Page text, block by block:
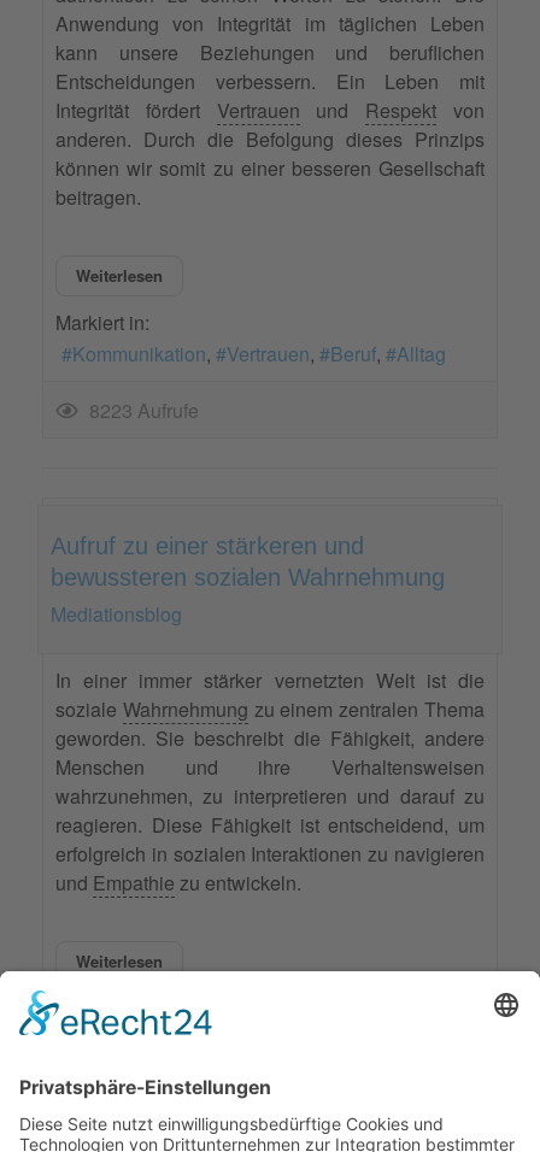
Anwendung von Integrität im täglichen Leben
kann unsere Beziehungen und beruflichen
Entscheidungen verbessern. Ein Leben mit
Integrität fördert Vertrauen und Respekt von
anderen. Durch die Befolgung dieses Prinzips
können wir somit zu einer besseren Gesellschaft
beitragen.
Weiterlesen
Markiert in:
Kommunikation
Vertrauen Beruf Alltag
8223 Aufrufe
Aufruf zu einer stärkeren und
bewussteren sozialen Wahrnehmung
Mediationsblog
In einer immer stärker vernetzten Welt ist die
soziale Wahrnehmung zu einem zentralen Thema
geworden. Sie beschreibt die Fähigkeit, andere
Menschen und ihre Verhaltensweisen
wahrzunehmen, zu interpretieren und darauf zu
reagieren. Diese Fähigkeit ist entscheidend, um
erfolgreich in sozialen Interaktionen zu navigieren
und Empathie zu entwickeln.
Weiterlesen
Markiert in:
Wahrnehmung
9011 Aufrufe